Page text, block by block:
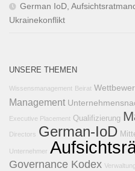
German IoD,
Ukrainekonflikt
UNSERE THEMEN
Wissensmanagement Beirat
Management
Executive Placement Qualifizierung
Directors German-IoD
Unternehmer
Governance Kodex